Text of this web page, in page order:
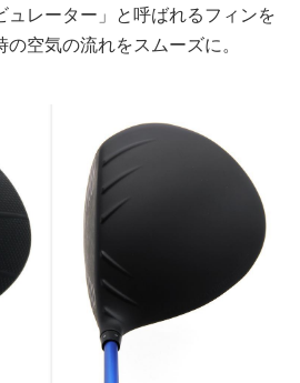
ュレーター」と呼ばれるフィンを
空気の流れをスムーズに。